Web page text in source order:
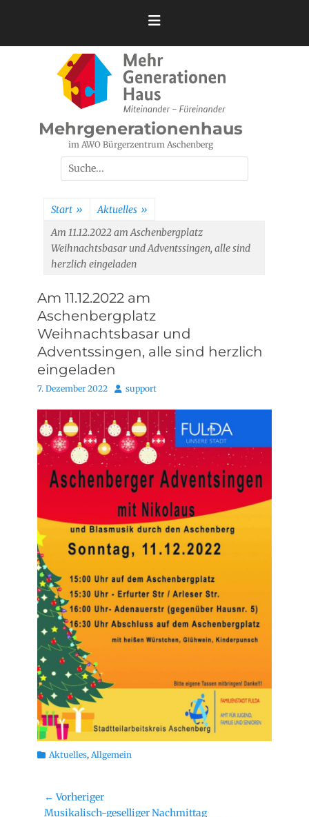
Mehrgenerationenhaus
im AWO Bürgerzentrum Aschenberg
Suchen
nach:
Start » Aktuelles »
Am 11.12.2022 am Aschenbergplatz
Weihnachtsbasar und Adventssingen, alle sind
herzlich eingeladen
Am 11.12.2022 am
Aschenbergplatz
Weihnachtsbasar und
Adventssingen, alle sind herzlich
eingeladen
Posted
7. Dezember 2022 Autorsupport
Kategorien
Aktuelles, Allgemein
Beitragsnavigation
← Vorheriger
Vorheriger
Musikalisch-geselliger Nachmittag